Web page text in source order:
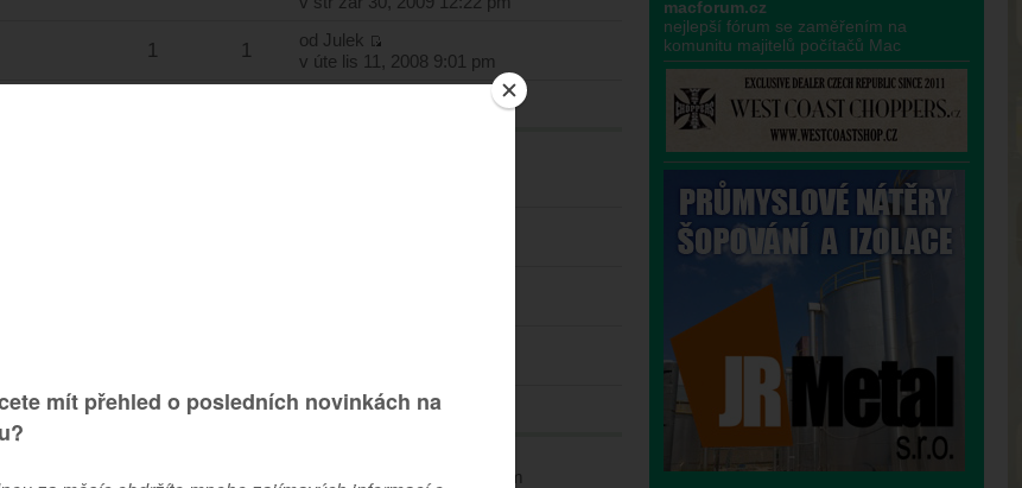
1 1 od Julek
v úte lis 11, 2008 9:01 pm
TÉMATA PŘÍSPĚVKY POSLEDNÍ PŘÍSPĚVEK
v ned úno 23, 2020 10:25 am
macforum.cz
nejlepší fórum se zaměřením na
komunitu majitelů počítačů Mac